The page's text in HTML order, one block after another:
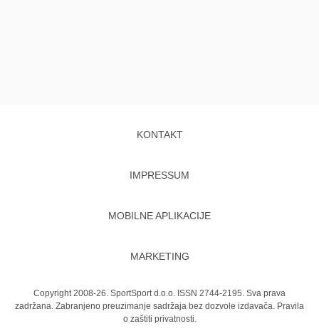
KONTAKT
IMPRESSUM
MOBILNE APLIKACIJE
MARKETING
Copyright 2008-26. SportSport d.o.o. ISSN 2744-2195. Sva prava
zadržana. Zabranjeno preuzimanje sadržaja bez dozvole izdavača. Pravila
o zaštiti privatnosti.